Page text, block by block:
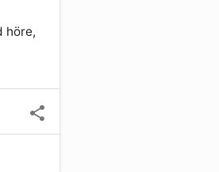
höre,